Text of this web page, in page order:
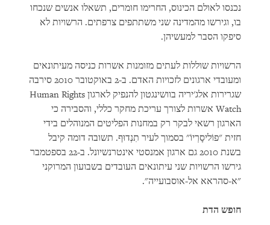
נכנסו לאולם הכינוס, החרימו חומרים, תשאלו אנשים שנכחו
בו, וגירשו מהמדינה שני משתתפים צרפתים. הרשויות לא
סיפקו הסבר למעשיהן.
הרשויות שוללות לעתים מזומנות אשרות כניסה מעיתונאים
ומעובדי ארגונים לזכויות האדם. ב-2 באוקטובר 2010 סירבה
שגרירות אלג'יריה בוושינגטון להנפיק לארגון Human Rights
Watch אשרות לצורך עריכת מחקר כללי, והסבירה כי
הארגון רשאי לבקר רק במחנות הפליטים המנוהלים בידי
חזית "פוֹליסָרְיוֹ" בסמוך לעיר תִנְדוּף. תשובה דומה קיבל
בשנת 2010 גם ארגון אמנסטי אינטרנשיונל. ב-22 בספטמבר
גירשו הרשויות שני עיתונאים העובדים בשבועון המרוקני
"א-סהראא אל-אוסבועייה".
חופש הדת